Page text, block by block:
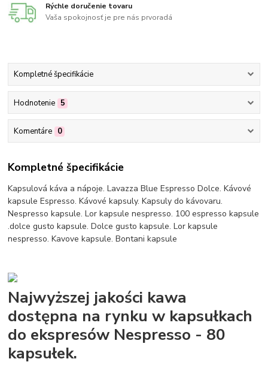
Rýchle doručenie tovaru
Vaša spokojnosť je pre nás prvoradá
Kompletné špecifikácie
Hodnotenie 5
Komentáre 0
Kompletné špecifikácie
Kapsulová káva a nápoje. Lavazza Blue Espresso Dolce. Kávové
kapsule Espresso. Kávové kapsuly. Kapsuly do kávovaru.
Nespresso kapsule. Lor kapsule nespresso. 100 espresso kapsule
.dolce gusto kapsule. Dolce gusto kapsule. Lor kapsule
nespresso. Kavove kapsule. Bontani kapsule
Najwyższej jakości kawa
dostępna na rynku w kapsułkach
do ekspresów Nespresso - 80
kapsułek.